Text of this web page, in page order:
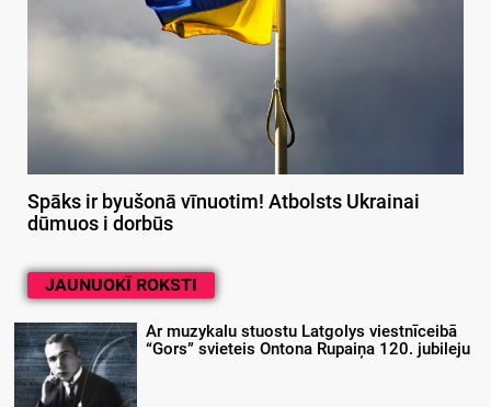
Spāks ir byušonā vīnuotim! Atbolsts Ukrainai
dūmuos i dorbūs
JAUNUOKĪ ROKSTI
Ar muzykalu stuostu Latgolys viestnīceibā
“Gors” svieteis Ontona Rupaiņa 120. jubileju